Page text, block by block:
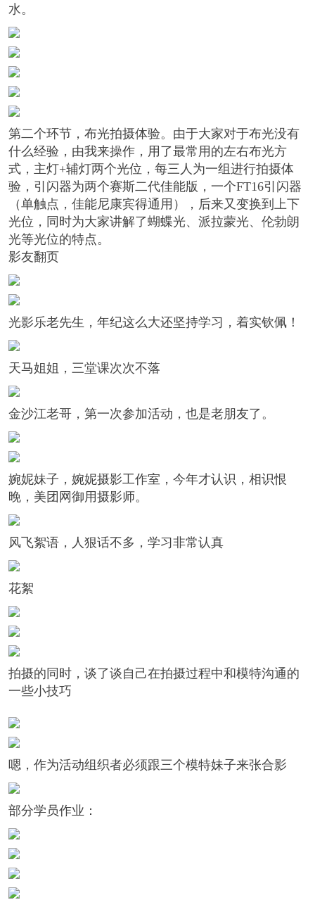
水。
第二个环节，布光拍摄体验。由于大家对于布光没有
什么经验，由我来操作，用了最常用的左右布光方
式，主灯+辅灯两个光位，每三人为一组进行拍摄体
验，引闪器为两个赛斯二代佳能版，一个FT16引闪器
（单触点，佳能尼康宾得通用），后来又变换到上下
光位，同时为大家讲解了蝴蝶光、派拉蒙光、伦勃朗
光等光位的特点。
影友翻页
光影乐老先生，年纪这么大还坚持学习，着实钦佩！
天马姐姐，三堂课次次不落
金沙江老哥，第一次参加活动，也是老朋友了。
婉妮妹子，婉妮摄影工作室，今年才认识，相识恨
晚，美团网御用摄影师。
风飞絮语，人狠话不多，学习非常认真
花絮
拍摄的同时，谈了谈自己在拍摄过程中和模特沟通的
一些小技巧
嗯，作为活动组织者必须跟三个模特妹子来张合影
部分学员作业：